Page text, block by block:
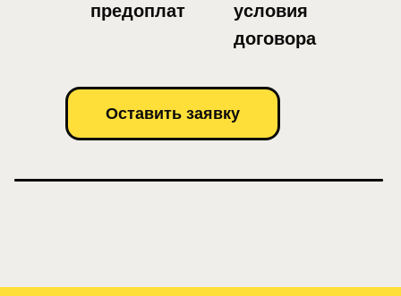
Оставить заявку
предоплат
условия
договора